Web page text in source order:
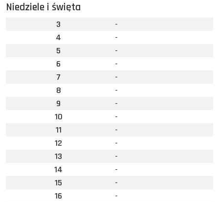
Niedziele i święta
3
-
4
-
5
-
6
-
7
-
8
-
9
-
10
-
11
-
12
-
13
-
14
-
15
-
16
-